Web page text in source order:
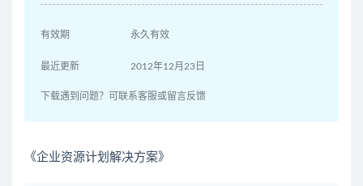
有效期 永久有效
最近更新 2012年12月23日
下载遇到问题？可联系客服或留言反馈
《企业资源计划解决方案》